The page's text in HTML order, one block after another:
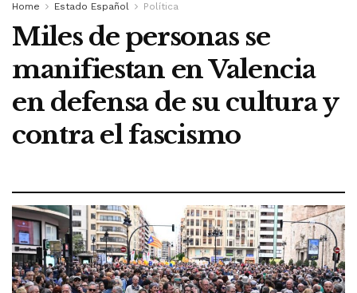
Home Estado Español Política
Miles de personas se
manifiestan en Valencia
en defensa de su cultura y
contra el fascismo